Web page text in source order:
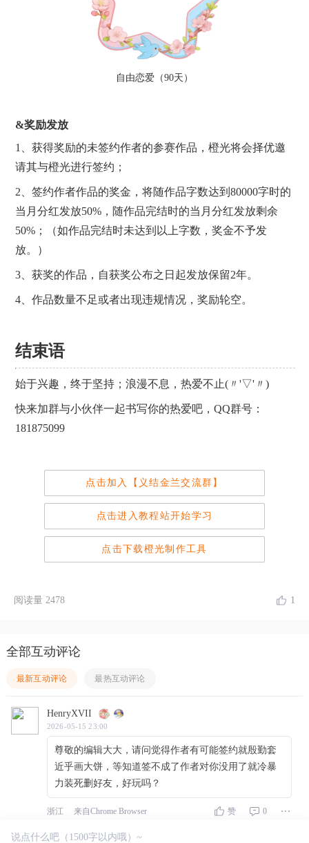
自由恋爱（90天）
&奖励发放
1、获得奖励的未签约作者的参赛作品，橙光将会择优邀
请其与橙光进行签约；
2、签约作者作品的奖金，将随作品字数达到80000字时的
当月分红发放50%，随作品完结时的当月分红发放剩余
50%；（如作品完结时未达到以上字数，奖金不予发
放。）
3、获奖的作品，自获奖公布之日起发放保留2年。
4、作品数量不足或者出现违规情况，奖励轮空。
结束语
始于兴趣，终于坚持；浪漫不息，热爱不止(〃'▽'〃)
快来加群与小伙伴一起书写你的热爱吧，QQ群号：
181875099
点击加入【义结金兰交流群】
点击进入教程站开始学习
点击下载橙光制作工具
阅读量 2478 1
全部互动评论
最新互动评论 最热互动评论
HenryXVII
2026-05-15 23:00
尊敬的编辑大大，请问觉得作者有可能签约就殷勤套
近乎画大饼，等知道签不成了作者对你没用了就冷暴
力装死删好友，好玩吗？
浙江 来自Chrome Browser 赞 0